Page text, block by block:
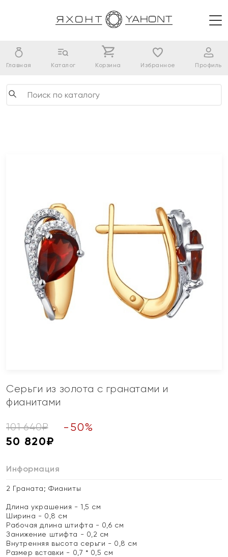
Главная Каталог Корзина Избранное Профиль
Серьги из золота с гранатами и
фианитами
101 640₽ - 50%
50 820₽
Информация
2 Граната; Фианиты
Длина украшения - 1,5 см
Ширина - 0,8 см
Рабочая длина штифта - 0,6 см
Занижение штифта - 0,2 см
Внутренняя высота серьги - 0,8 см
Размер вставки - 0,7 * 0,5 см